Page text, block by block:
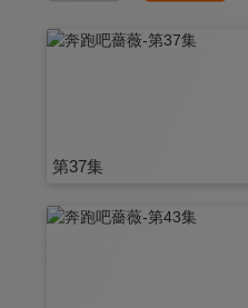
第37集